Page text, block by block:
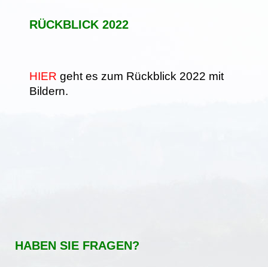
RÜCKBLICK 2022
HIER geht es zum Rückblick 2022 mit
Bildern.
HABEN SIE FRAGEN?